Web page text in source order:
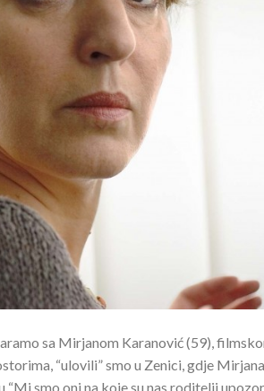
sa Mirjanom Karanović (59),
“ulovili” smo u Zenici, gdje
smo oni na koje su nas roditelji